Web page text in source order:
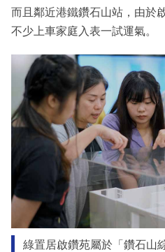
而且鄰近港鐵鑽石山站，由於
不少上車家庭入表一試運氣。
綠置居啟鑽苑屬於「鑽石山